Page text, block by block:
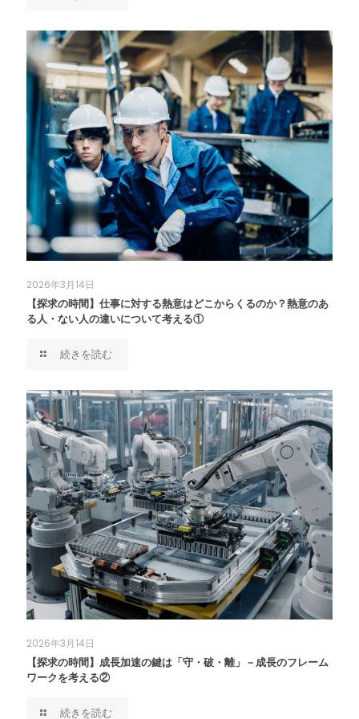
2026年3月14日
【探求の時間】仕事に対する熱意はどこからくるのか？熱意のあ
る人・ない人の違いについて考える①
続きを読む
2026年3月14日
【探求の時間】成長加速の鍵は「守・破・離」－成長のフレーム
ワークを考える②
続きを読む